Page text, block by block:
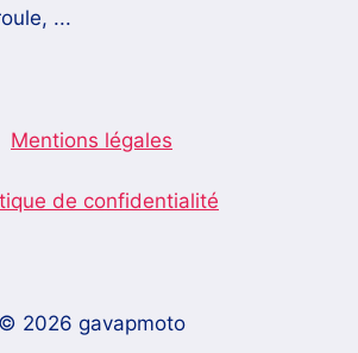
...
Mentions légales
de confidentialité
© 2026 gavapmoto